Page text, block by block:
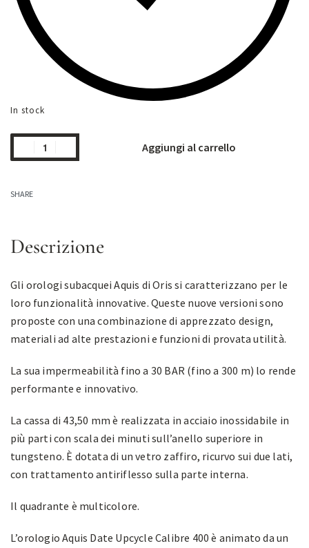
In stock
Aggiungi al carrello
SHARE
Descrizione
Gli orologi subacquei Aquis di Oris si caratterizzano per le
loro funzionalità innovative. Queste nuove versioni sono
proposte con una combinazione di apprezzato design,
materiali ad alte prestazioni e funzioni di provata utilità.
La sua impermeabilità fino a 30 BAR (fino a 300 m) lo rende
performante e innovativo.
La cassa di 43,50 mm è realizzata in acciaio inossidabile in
più parti con scala dei minuti sull’anello superiore in
tungsteno. È dotata di un vetro zaffiro, ricurvo sui due lati,
con trattamento antiriflesso sulla parte interna.
Il quadrante è multicolore.
L’orologio Aquis Date Upcycle Calibre 400 è animato da un